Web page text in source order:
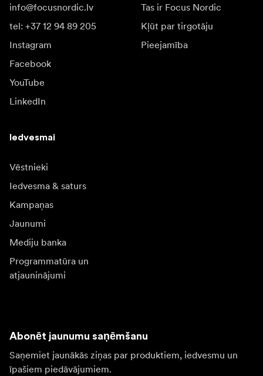
info@focusnordic.lv
tel: +37 12 94 89 205
Instagram
Facebook
YouTube
LinkedIn
Tas ir Focus Nordic
Kļūt par tirgotāju
Pieejamība
Iedvesmai
Vēstnieki
Iedvesma & saturs
Kampaņas
Jaunumi
Mediju banka
Programmatūra un
atjauninājumi
Abonēt jaunumu saņēmšanu
Saņemiet jaunākās ziņas par produktiem, iedvesmu un
īpašiem piedāvājumiem.